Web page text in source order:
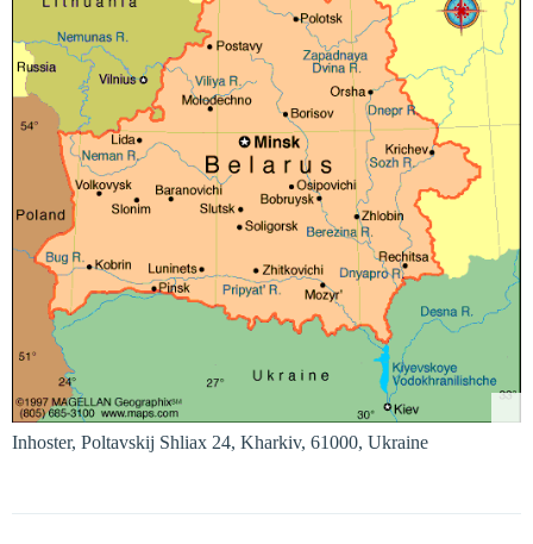
Inhoster, Poltavskij Shliax 24, Kharkiv, 61000, Ukraine